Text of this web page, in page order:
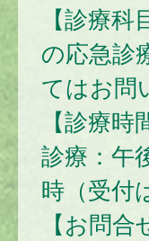
【診療
の応急診
てはお問
【診療
診療：午
時（受付
【お問合